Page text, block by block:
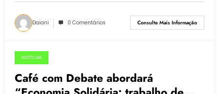
Daiani 0 Comentários Consulte Mais Informação
08.05.2015
NOTÍCIAS
Café com Debate abordará